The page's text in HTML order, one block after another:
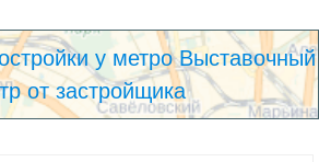
у метро Выставочный
от застройщика